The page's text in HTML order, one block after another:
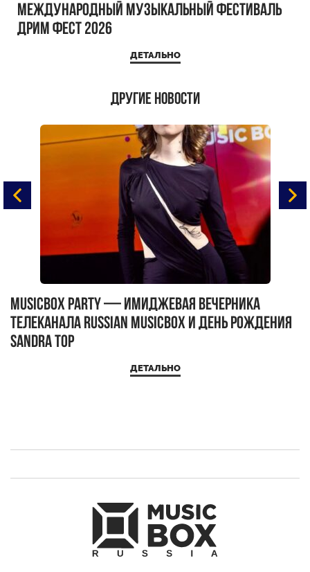
Международный музыкальный фестиваль
ДРИМ ФЕСТ 2026
ДЕТАЛЬНО
Другие новости
MUSICBOX PARTY — имиджевая вечерника
телеканала RUSSIAN MUSICBOX и день рождения
Sandra Top
ДЕТАЛЬНО